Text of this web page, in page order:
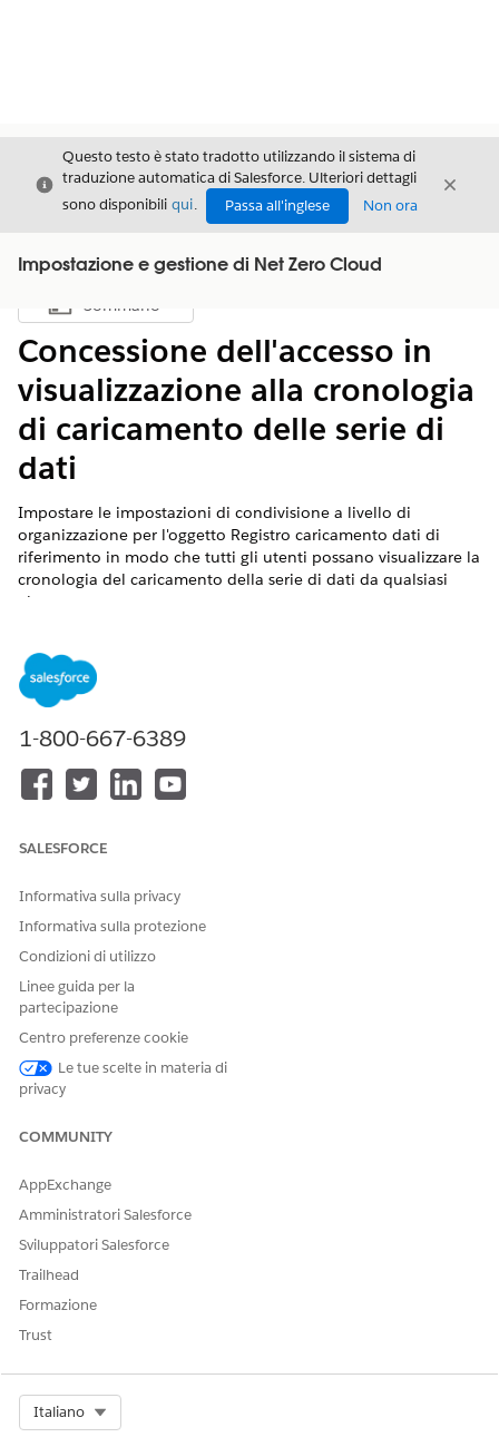
Chiudi
Questo testo è stato tradotto utilizzando il sistema di
traduzione automatica di Salesforce. Ulteriori dettagli
sono disponibili qui. Passa all'inglese Non ora
Chiudi
Impostazione e gestione di Net Zero Cloud
Mostra sommario
Sommario
Concessione dell'accesso in
visualizzazione alla cronologia
di caricamento delle serie di
dati
Impostare le impostazioni di condivisione a livello di
organizzazione per l'oggetto Registro caricamento dati di
riferimento in modo che tutti gli utenti possano visualizzare la
cronologia del caricamento della serie di dati da qualsiasi
altro utente.
Disponibile in: Lightning Experience
Disponibile in:Enterprise Edition
Unlimited EditioneDeveloper Edition
AUTORIZZAZIONI UTENTE RICHIESTE
Per visualizzare le pagine di
Per impostare l'accesso in
condivisione predefinito:
Da Imposta, nella casella Ricerca veloce, immettere
Impostazioni di condivisione
Impostazioni di condivisione
Fare clic suModifica
organizzazione.
Per Registro caricamento dati di riferimento, selezionare
Salvare le modifiche.
QUESTO ARTICOLO HA RISOLTO IL PROBLEMA?
Facci sapere, così possiamo migliorare!
1-800-667-6389
SALESFORCE
Informativa sulla privacy
Informativa sulla protezione
Condizioni di utilizzo
Linee guida per la
partecipazione
Centro preferenze cookie
Le tue scelte in materia di
privacy
COMMUNITY
AppExchange
Amministratori Salesforce
Sviluppatori Salesforce
Trailhead
Formazione
Trust
Italiano